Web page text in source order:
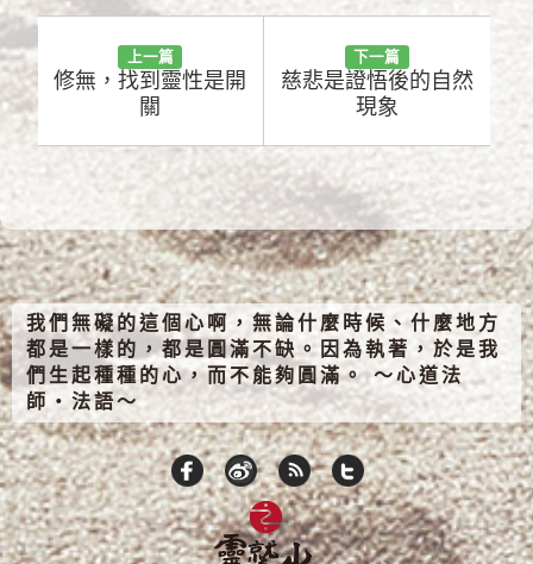
上一篇
修無，找到靈性是開
關
下一篇
慈悲是證悟後的自然
現象
我們無礙的這個心啊，無論什麼時候、什麼地方
都是一樣的，都是圓滿不缺。因為執著，於是我
們生起種種的心，而不能夠圓滿。 ～心道法
師‧法語～